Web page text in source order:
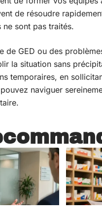
de résoudre
ne sont pas traités.
de GED ou des
la situation sans
temporaires, en
naviguer